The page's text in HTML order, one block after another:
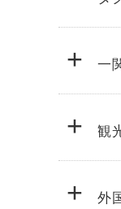
+ 一
+ 観
+ 外